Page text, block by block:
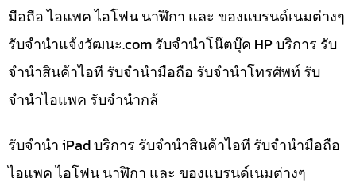
มือถือ ไอแพค ไอโฟน นาฬิกา และ ของแบรนด์เนมต่างๆ
รับจํานําแจ้งวัฒนะ.com รับจำนำโน๊ตบุ๊ค HP บริการ รับ
จำนำสินค้าไอที รับจำนำมือถือ รับจำนำโทรศัพท์ รับ
จำนำไอแพค รับจำนำกล้
รับจำนำ iPad บริการ รับจำนำสินค้าไอที รับจำนำมือถือ
ไอแพค ไอโฟน นาฬิกา และ ของแบรนด์เนมต่างๆ